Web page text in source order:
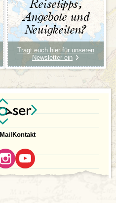
Reisetipps,
Angebote und
Neuigkeiten?
Tragt euch hier für unseren
Newsletter ein
Mail Kontakt